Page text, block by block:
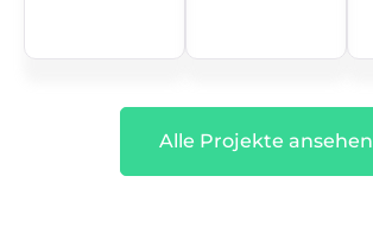
Alle Projekte ansehen